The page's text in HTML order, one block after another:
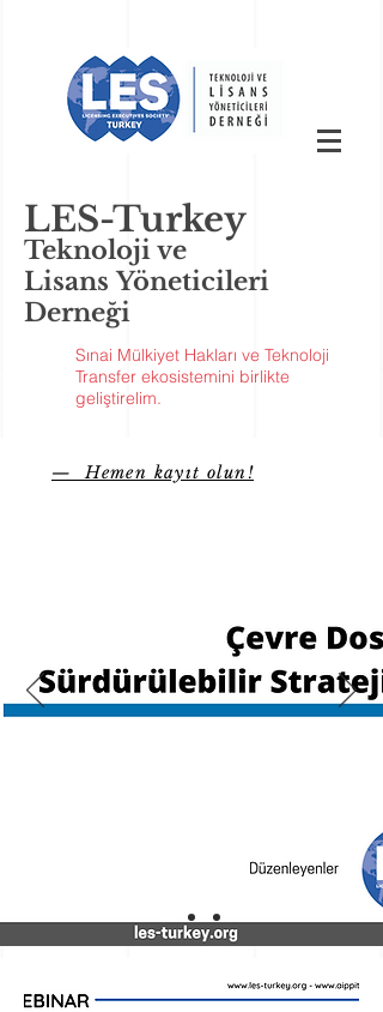
LES-Turkey
Teknoloji ve
Lisans Yöneticileri
Derneği
Sınai Mülkiyet Hakları ve Teknoloji
Transfer ekosistemini birlikte
geliştirelim.
— Hemen kayıt olun!